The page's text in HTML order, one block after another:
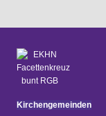
Kirchengemeinden